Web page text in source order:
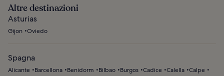
Altre destinazioni
Asturias
Gijon Oviedo
Spagna
Alicante Barcellona Benidorm Bilbao Burgos Cadice Calella Calpe